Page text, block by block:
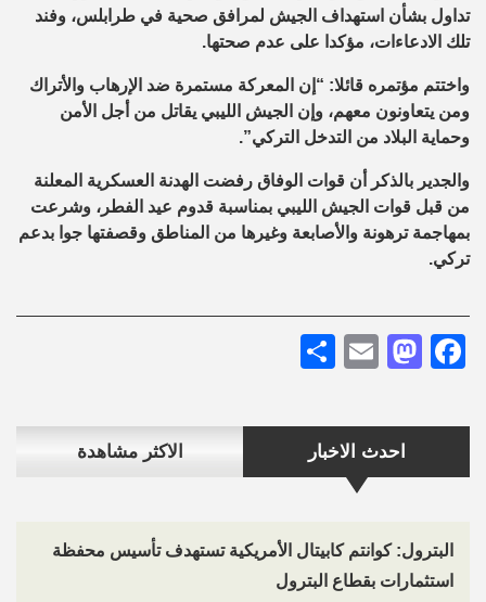
احدث الاخبار الاكثر مشاهدة
البترول: كوانتم كابيتال الأمريكية تستهدف تأسيس محفظة
استثمارات بقطاع البترول
تداول بشأن استهداف الجيش لمرافق صحية في طرابلس، وفند
تلك الادعاءات، مؤكدا على عدم صحتها.
واختتم مؤتمره قائلا: “إن المعركة مستمرة ضد الإرهاب والأتراك
ومن يتعاونون معهم، وإن الجيش الليبي يقاتل من أجل الأمن
وحماية البلاد من التدخل التركي”.
والجدير بالذكر أن قوات الوفاق رفضت الهدنة العسكرية المعلنة
من قبل قوات الجيش الليبي بمناسبة قدوم عيد الفطر، وشرعت
بمهاجمة ترهونة والأصابعة وغيرها من المناطق وقصفتها جوا بدعم
تركي.
Facebook
Mastodon
Email